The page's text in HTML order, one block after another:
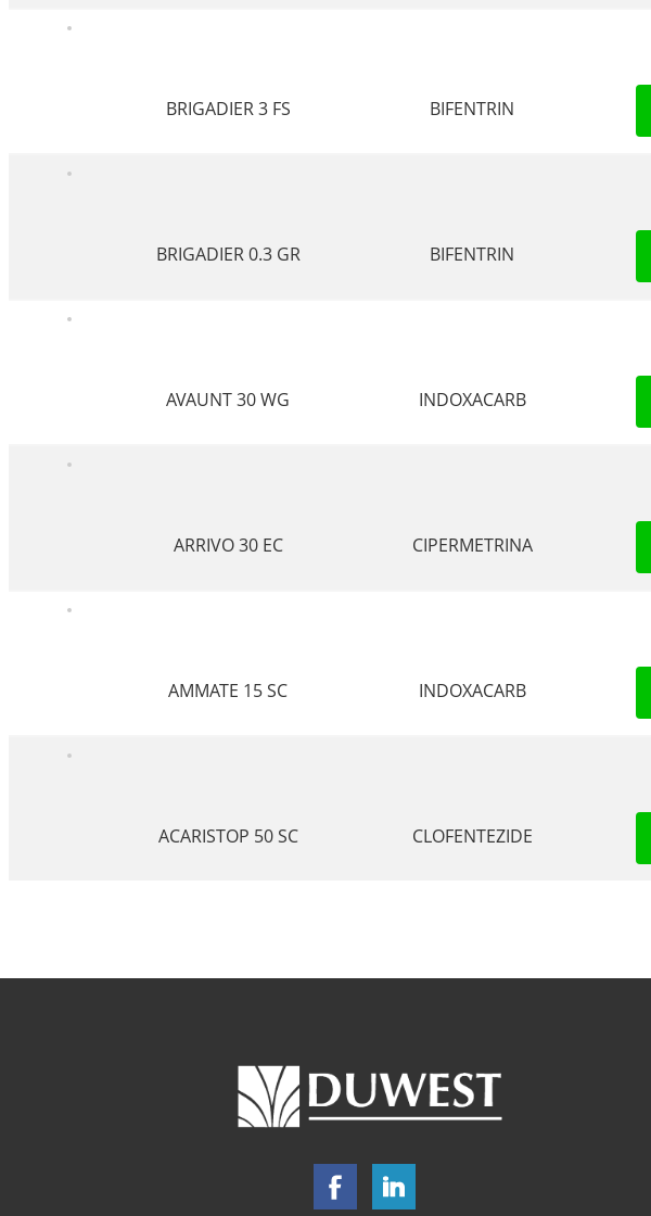
BRIGADIER 3 FS BIFENTRIN
BRIGADIER 0.3 GR BIFENTRIN
AVAUNT 30 WG INDOXACARB
ARRIVO 30 EC CIPERMETRINA
AMMATE 15 SC INDOXACARB
ACARISTOP 50 SC CLOFENTEZIDE